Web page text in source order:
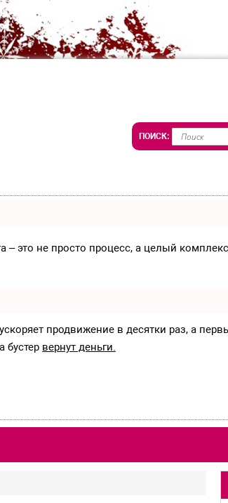
– это не просто процесс, а целый
продвижение в десятки раз, а
бустер вернут деньги.